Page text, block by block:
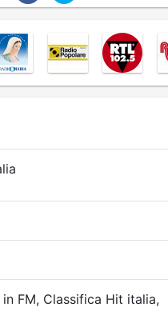
FM, Classifica Hit italia,